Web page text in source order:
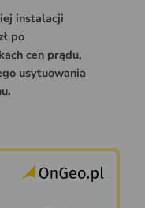
instalacji
po
cen prądu,
usytuowania